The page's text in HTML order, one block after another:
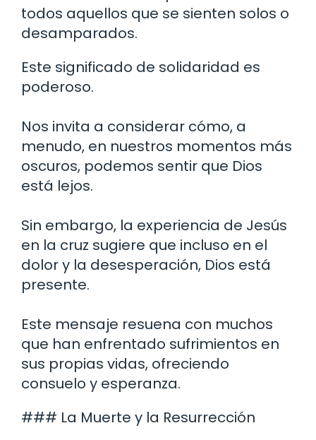
todos aquellos que se sienten solos o
desamparados.
Este significado de solidaridad es
poderoso.
Nos invita a considerar cómo, a
menudo, en nuestros momentos más
oscuros, podemos sentir que Dios
está lejos.
Sin embargo, la experiencia de Jesús
en la cruz sugiere que incluso en el
dolor y la desesperación, Dios está
presente.
Este mensaje resuena con muchos
que han enfrentado sufrimientos en
sus propias vidas, ofreciendo
consuelo y esperanza.
### La Muerte y la Resurrección